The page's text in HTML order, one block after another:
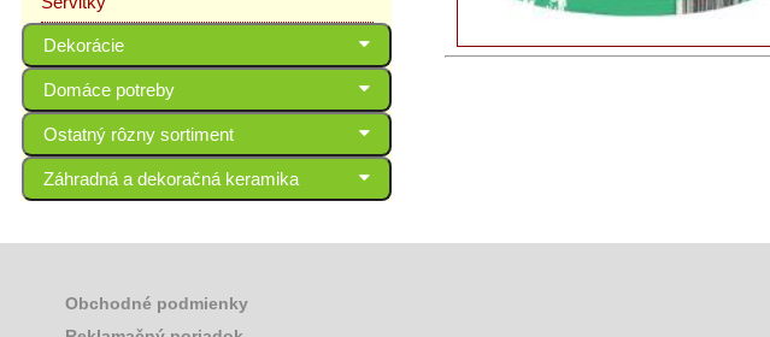
Dekorácie
Domáce potreby
Ostatný rôzny sortiment
Záhradná a dekoračná keramika
Obchodné podmienky